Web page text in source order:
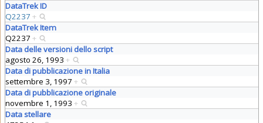
DataTrek ID
Q2237 +
DataTrek Item
Q2237 +
Data delle versioni dello script
agosto 26, 1993 +
Data di pubblicazione in Italia
settembre 3, 1997 +
Data di pubblicazione originale
novembre 1, 1993 +
Data stellare